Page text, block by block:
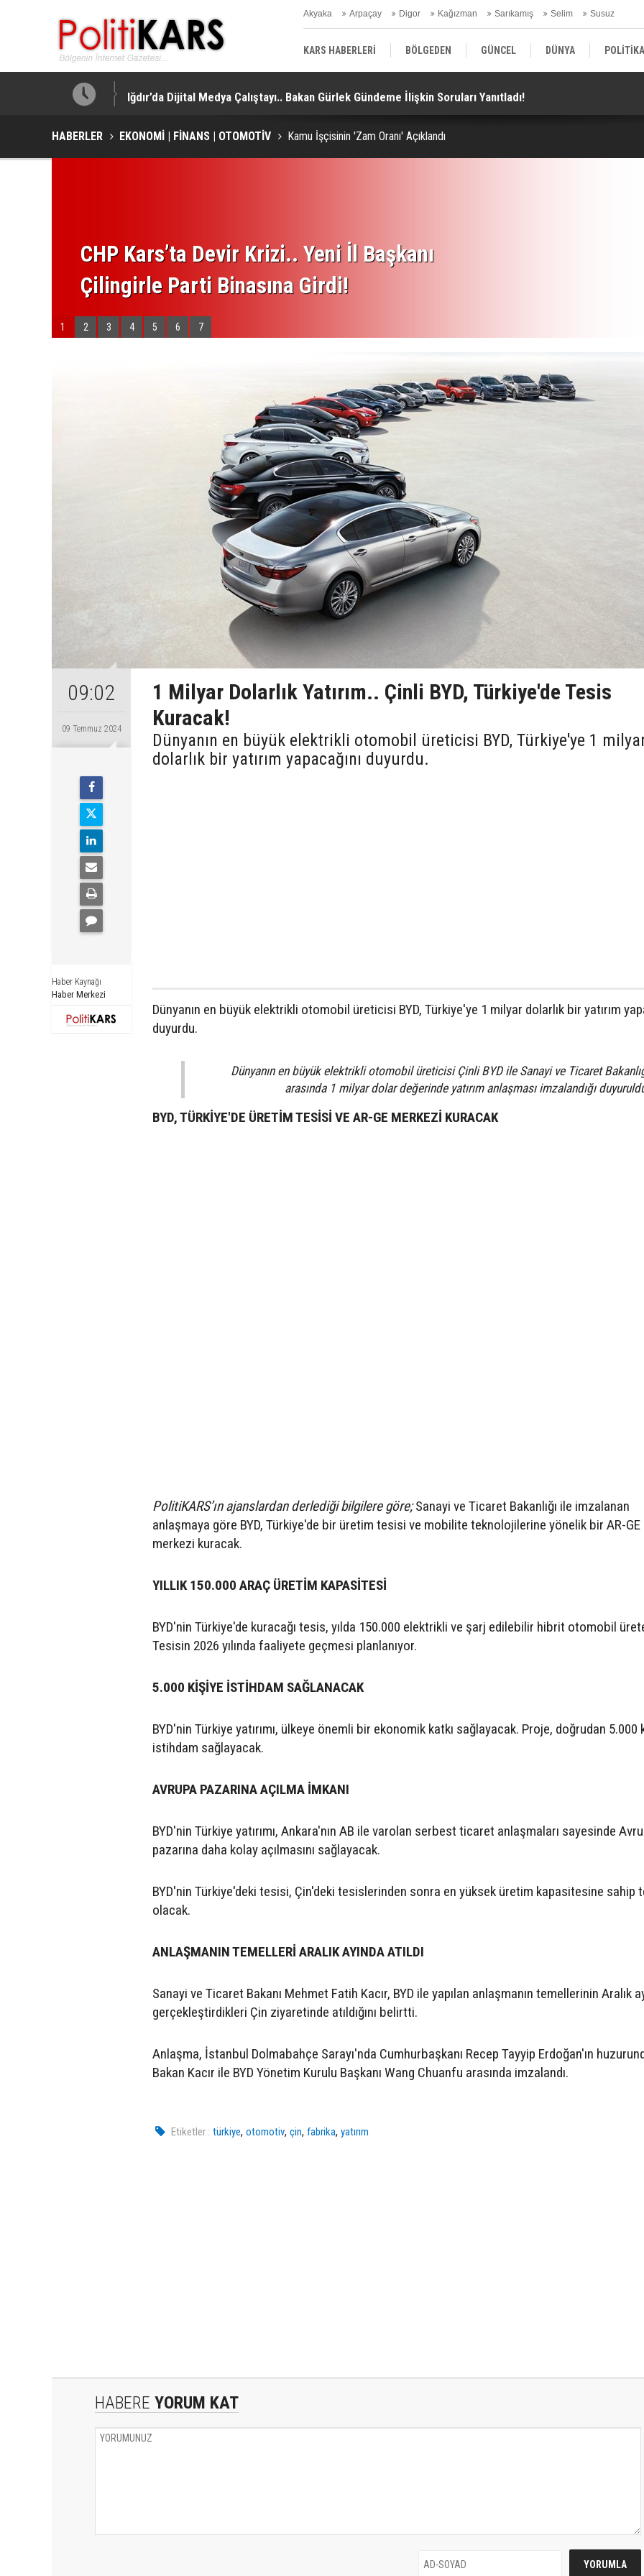
Akyaka Arpaçay Digor Kağızman Sarıkamış Selim Susuz
KARS HABERLERİ BÖLGEDEN GÜNCEL DÜNYA POLİTİKA
EKONOMİ | FİNANS | OTOMOTİV KÜLTÜR | SANAT | MAGAZİN
Iğdır’da Dijital Medya Çalıştayı.. Bakan Gürlek Gündeme İlişkin Soruları Yanıtladı!
HABERLER EKONOMİ | FİNANS | OTOMOTİV Kamu İşçisinin 'Zam Oranı' Açıklandı
CHP Kars’ta Devir Krizi.. Yeni İl Başkanı
Çilingirle Parti Binasına Girdi!
1 2 3 4 5 6 7
09:02
09 Temmuz 2024
Haber Kaynağı
Haber Merkezi
1 Milyar Dolarlık Yatırım.. Çinli BYD, Türkiye'de Tesis
Kuracak!
Dünyanın en büyük elektrikli otomobil üreticisi BYD, Türkiye'ye 1
dolarlık bir yatırım yapacağını duyurdu.
Dünyanın en büyük elektrikli otomobil üreticisi BYD, Türkiye'ye 1 milyar dolarlık bir yatırım
duyurdu.
Dünyanın en büyük elektrikli otomobil üreticisi Çinli BYD ile Sanayi ve Ticaret
arasında 1 milyar dolar değerinde yatırım anlaşması imzalandığı
BYD, TÜRKİYE'DE ÜRETİM TESİSİ VE AR-GE MERKEZİ KURACAK
PolitiKARS’ın ajanslardan derlediği bilgilere göre;Sanayi ve Ticaret Bakanlığı ile imzalanan
anlaşmaya göre BYD, Türkiye'de bir üretim tesisi ve mobilite teknolojilerine yönelik bir AR-GE
merkezi kuracak.
YILLIK 150.000 ARAÇ ÜRETİM KAPASİTESİ
BYD'nin Türkiye'de kuracağı tesis, yılda 150.000 elektrikli ve şarj edilebilir hibrit otomobil
Tesisin 2026 yılında faaliyete geçmesi planlanıyor.
5.000 KİŞİYE İSTİHDAM SAĞLANACAK
BYD'nin Türkiye yatırımı, ülkeye önemli bir ekonomik katkı sağlayacak. Proje, doğrudan 5.000
istihdam sağlayacak.
AVRUPA PAZARINA AÇILMA İMKANI
BYD'nin Türkiye yatırımı, Ankara'nın AB ile varolan serbest ticaret anlaşmaları sayesinde
pazarına daha kolay açılmasını sağlayacak.
BYD'nin Türkiye'deki tesisi, Çin'deki tesislerinden sonra en yüksek üretim kapasitesine sahip
olacak.
ANLAŞMANIN TEMELLERİ ARALIK AYINDA ATILDI
Sanayi ve Ticaret Bakanı Mehmet Fatih Kacır, BYD ile yapılan anlaşmanın temellerinin Aralık
gerçekleştirdikleri Çin ziyaretinde atıldığını belirtti.
Anlaşma, İstanbul Dolmabahçe Sarayı'nda Cumhurbaşkanı Recep Tayyip Erdoğan'ın
Bakan Kacır ile BYD Yönetim Kurulu Başkanı Wang Chuanfu arasında imzalandı.
Etiketler : türkiye,otomotiv,çin,fabrika,yatırım
HABERE YORUM KAT